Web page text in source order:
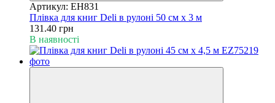
Артикул: EH831
Плівка для книг Deli в рулонi 50 см х 3 м
131.40 грн
В наявності